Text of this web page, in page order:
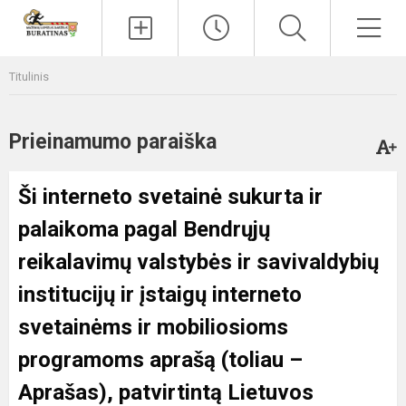
Titulinis
Prieinamumo paraiška
Ši interneto svetainė sukurta ir
palaikoma pagal Bendrųjų
reikalavimų valstybės ir savivaldybių
institucijų ir įstaigų interneto
svetainėms ir mobiliosioms
programoms aprašą (toliau –
Aprašas), patvirtintą Lietuvos